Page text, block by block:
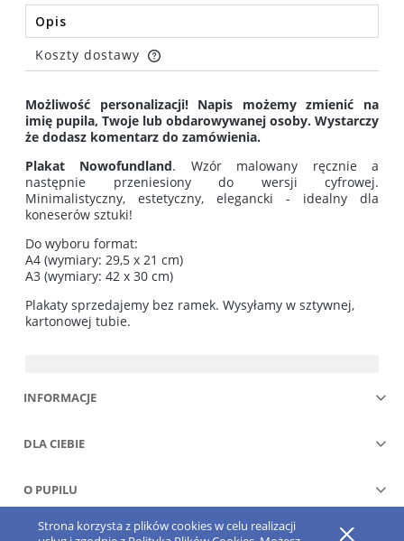
Strona korzysta z plików cookies w celu realizacji
Opis
Koszty dostawy
Cena nie zawiera ewentualnych kosztów płatności
Możliwość personalizacji! Napis możemy zmienić na
imię pupila, Twoje lub obdarowywanej osoby. Wystarczy
że dodasz komentarz do zamówienia.
Plakat Nowofundland. Wzór malowany ręcznie a
następnie przeniesiony do wersji cyfrowej.
Minimalistyczny, estetyczny, elegancki - idealny dla
koneserów sztuki!
Do wyboru format:
A4 (wymiary: 29,5 x 21 cm)
A3 (wymiary: 42 x 30 cm)
Plakaty sprzedajemy bez ramek. Wysyłamy w sztywnej,
kartonowej tubie.
INFORMACJE
DLA CIEBIE
O PUPILU